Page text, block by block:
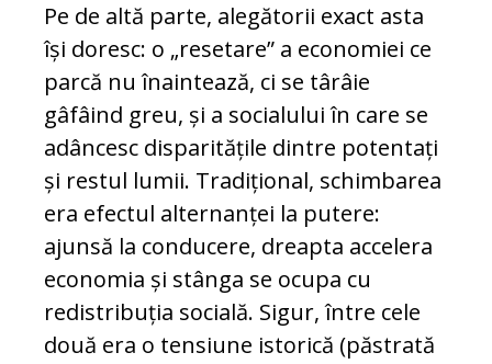
Pe de altă parte, alegătorii exact asta
își doresc: o „resetare” a economiei ce
parcă nu înaintează, ci se târâie
gâfâind greu, și a socialului în care se
adâncesc disparitățile dintre potentați
și restul lumii. Tradițional, schimbarea
era efectul alternanței la putere:
ajunsă la conducere, dreapta accelera
economia și stânga se ocupa cu
redistribuția socială. Sigur, între cele
două era o tensiune istorică (păstrată